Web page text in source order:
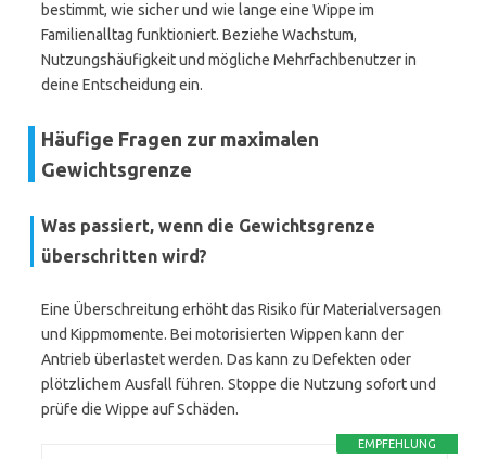
bestimmt, wie sicher und wie lange eine Wippe im
Familienalltag funktioniert. Beziehe Wachstum,
Nutzungshäufigkeit und mögliche Mehrfachbenutzer in
deine Entscheidung ein.
Häufige Fragen zur maximalen
Gewichtsgrenze
Was passiert, wenn die Gewichtsgrenze
überschritten wird?
Eine Überschreitung erhöht das Risiko für Materialversagen
und Kippmomente. Bei motorisierten Wippen kann der
Antrieb überlastet werden. Das kann zu Defekten oder
plötzlichem Ausfall führen. Stoppe die Nutzung sofort und
prüfe die Wippe auf Schäden.
EMPFEHLUNG